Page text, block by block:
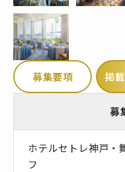
募集要項 掲
募
ホテルセトレ神戸・
フ